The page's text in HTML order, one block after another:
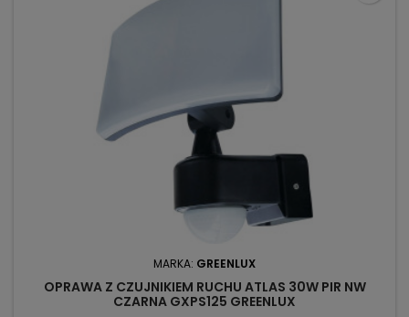
MARKA: GREENLUX
OPRAWA Z CZUJNIKIEM RUCHU ATLAS 30W PIR NW
CZARNA GXPS125 GREENLUX